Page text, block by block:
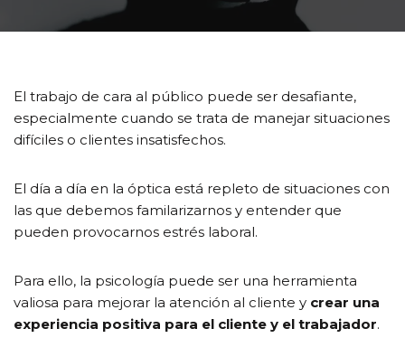
El trabajo de cara al público puede ser desafiante,
especialmente cuando se trata de manejar situaciones
difíciles o clientes insatisfechos.
El día a día en la óptica está repleto de situaciones con
las que debemos familarizarnos y entender que
pueden provocarnos estrés laboral.
Para ello, la psicología puede ser una herramienta
valiosa para mejorar la atención al cliente y crear una
experiencia positiva para el cliente y el trabajador.